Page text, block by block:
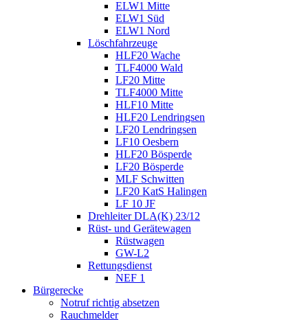
ELW1 Mitte
ELW1 Süd
ELW1 Nord
Löschfahrzeuge
HLF20 Wache
TLF4000 Wald
LF20 Mitte
TLF4000 Mitte
HLF10 Mitte
HLF20 Lendringsen
LF20 Lendringsen
LF10 Oesbern
HLF20 Bösperde
LF20 Bösperde
MLF Schwitten
LF20 KatS Halingen
LF 10 JF
Drehleiter DLA(K) 23/12
Rüst- und Gerätewagen
Rüstwagen
GW-L2
Rettungsdienst
NEF 1
Bürgerecke
Notruf richtig absetzen
Rauchmelder